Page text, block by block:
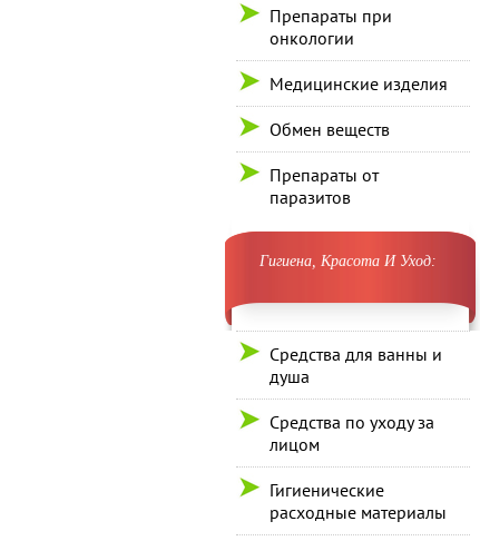
Препараты при
онкологии
Медицинские изделия
Обмен веществ
Препараты от
паразитов
Гигиена, Красота И Уход:
Средства для ванны и
душа
Средства по уходу за
лицом
Гигиенические
расходные материалы